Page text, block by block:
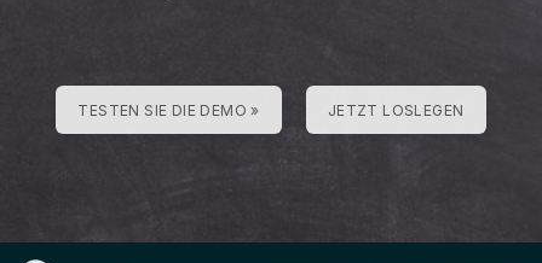
TESTEN SIE DIE DEMO » JETZT LOSLEGEN